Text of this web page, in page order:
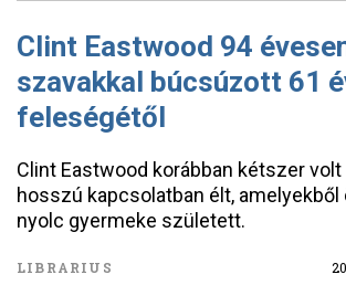
Clint Eastwood 94
szavakkal búcsúzott 61
feleségétől
Clint Eastwood korábban kétszer
hosszú kapcsolatban élt,
nyolc gyermeke született.
LIBRARIUS